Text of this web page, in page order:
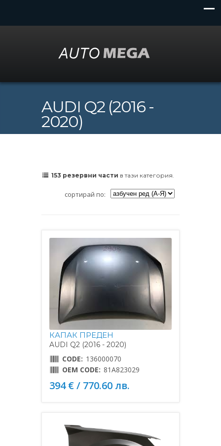
AUDI Q2 (2016 -
2020)
153 резервни части в тази категория.
сортирай по:
КАПАК ПРЕДЕН
AUDI Q2 (2016 - 2020)
CODE: 136000070
OEM CODE: 81A823029
394 € / 770.60 лв.